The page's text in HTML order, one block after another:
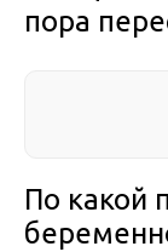
пора
По какой